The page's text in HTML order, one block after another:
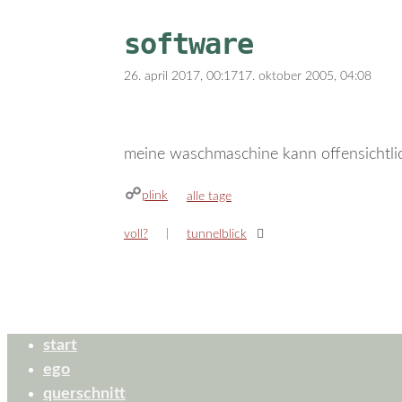
software
26. april 2017, 00:1717. oktober 2005, 04:08
meine waschmaschine kann
plink kategorien
alle tage
voll? tunnelblick
start
ego
querschnitt